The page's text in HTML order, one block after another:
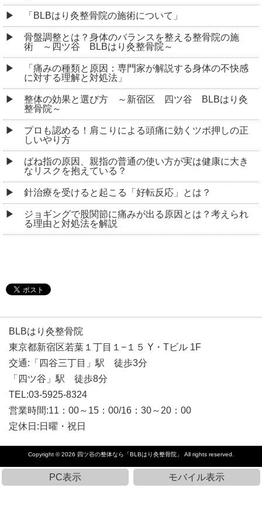
「BLBはり灸整骨院の施術について」
骨盤調整とは？身体のバランスを整える整骨院の施
術 ～四ツ谷 BLBはり灸整骨院～
「痛みの種類と原因：専門家が解説する身体の不快感
に対する理解と対処法」
整体の効果と選び方 ～新宿区 四ツ谷 BLBはり灸
整骨院～
プロも認める！肩こりによる頭痛に効くツボ押しの正
しいやり方
ばね指の原因、親指の普通の使い方が実は健康に大き
なリスクを抱えている？
針治療を受けると起こる「好転反応」とは？
ジョギングで股関節に痛みが出る原因とは？考えられ
る理由と対処法を解説
BLBはり灸整骨院
東京都新宿区若葉１丁目１−１５ Y・Tビル 1F
交通:「四谷三丁目」駅 徒歩3分
「四ツ谷」駅 徒歩8分
TEL:03-5925-8324
営業時間:11：00～15：00/16：30～20：00
定休日:日曜・祝日
Copyright © 2026 四ツ谷の整体なら「BLBはり灸整骨院」 All rights reserved.
PC表示 モバイル表示